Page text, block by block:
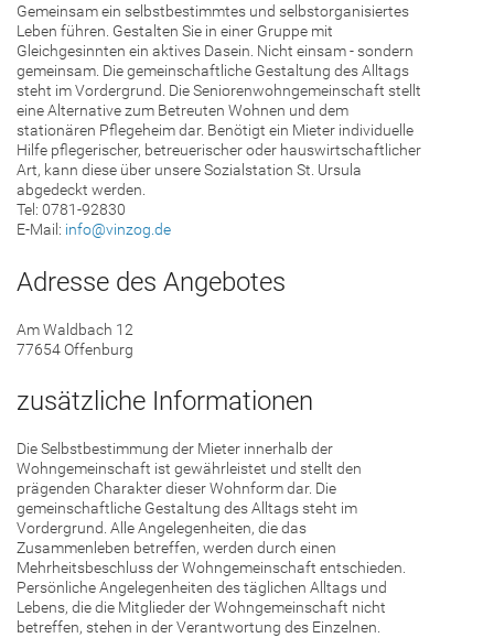
Gemeinsam ein selbstbestimmtes und selbstorganisiertes
Leben führen. Gestalten Sie in einer Gruppe mit
Gleichgesinnten ein aktives Dasein. Nicht einsam - sondern
gemeinsam. Die gemeinschaftliche Gestaltung des Alltags
steht im Vordergrund. Die Seniorenwohngemeinschaft stellt
eine Alternative zum Betreuten Wohnen und dem
stationären Pflegeheim dar. Benötigt ein Mieter individuelle
Hilfe pflegerischer, betreuerischer oder hauswirtschaftlicher
Art, kann diese über unsere Sozialstation St. Ursula
abgedeckt werden.
Tel: 0781-92830
E-Mail: info@vinzog.de
Adresse des Angebotes
Am Waldbach 12
77654 Offenburg
zusätzliche Informationen
Die Selbstbestimmung der Mieter innerhalb der
Wohngemeinschaft ist gewährleistet und stellt den
prägenden Charakter dieser Wohnform dar. Die
gemeinschaftliche Gestaltung des Alltags steht im
Vordergrund. Alle Angelegenheiten, die das
Zusammenleben betreffen, werden durch einen
Mehrheitsbeschluss der Wohngemeinschaft entschieden.
Persönliche Angelegenheiten des täglichen Alltags und
Lebens, die die Mitglieder der Wohngemeinschaft nicht
betreffen, stehen in der Verantwortung des Einzelnen.